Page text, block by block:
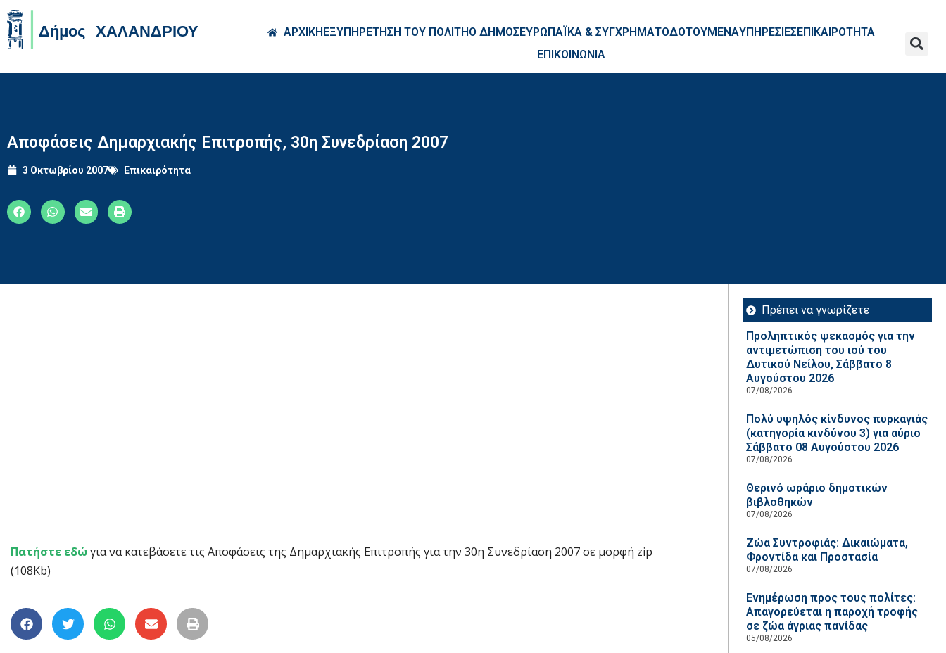
ΑΡΧΙΚΗΕΞΥΠΗΡΕΤΗΣΗ ΤΟΥ ΠΟΛΙΤΗΟ ΔΗΜΟΣΕΥΡΩΠΑΪΚΑ & ΣΥΓΧΡΗΜΑΤΟΔΟΤΟΥΜΕΝΑΥΠΗΡΕΣΙΕΣΕΠΙΚΑΙΡΟΤΗΤΑ
ΕΠΙΚΟΙΝΩΝΙΑ
Αποφάσεις Δημαρχιακής Επιτροπής, 30η Συνεδρίαση 2007
3 Οκτωβρίου 2007 Επικαιρότητα
Πατήστε εδώγια να κατεβάσετε τις Αποφάσεις της Δημαρχιακής Επιτροπής για την 30η Συνεδρίαση 2007 σε μορφή zip
(108Kb)
Πρέπει να γνωρίζετε
Προληπτικός ψεκασμός για την
αντιμετώπιση του ιού του
Δυτικού Νείλου, Σάββατο 8
Αυγούστου 2026
07/08/2026
Πολύ υψηλός κίνδυνος πυρκαγιάς
(κατηγορία κινδύνου 3) για αύριο
Σάββατο 08 Αυγούστου 2026
07/08/2026
Θερινό ωράριο δημοτικών
βιβλοθηκών
07/08/2026
Ζώα Συντροφιάς: Δικαιώματα,
Φροντίδα και Προστασία
07/08/2026
Ενημέρωση προς τους πολίτες:
Απαγορεύεται η παροχή τροφής
σε ζώα άγριας πανίδας
05/08/2026